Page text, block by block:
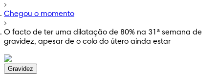
Chegou o momento
O facto de ter uma dilatação de 80% na 31ª semana de
gravidez, apesar de o colo do útero ainda estar
Gravidez